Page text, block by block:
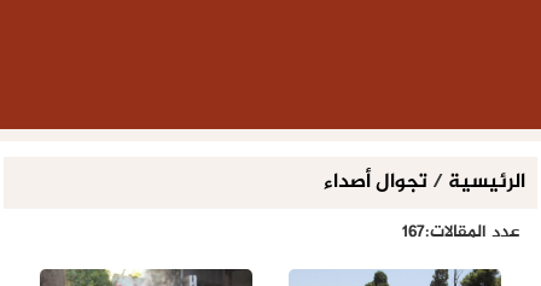
الرئيسية/تجوال أصداء
عدد المقالات:167